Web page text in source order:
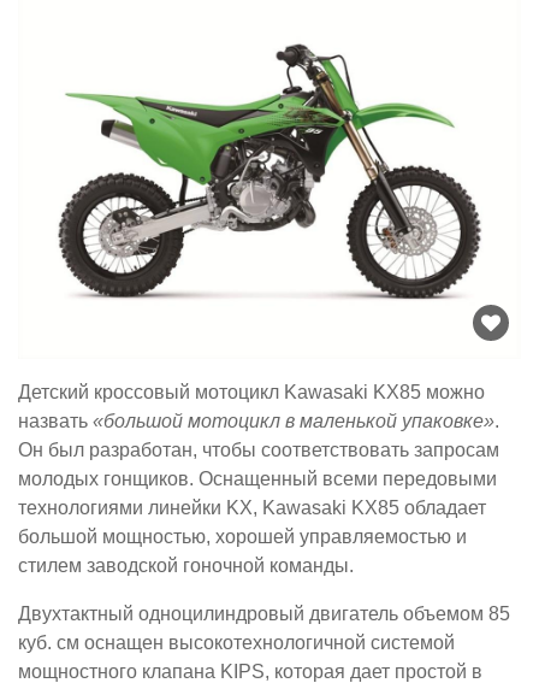
Детский кроссовый мотоцикл Kawasaki KX85 можно
назвать «большой мотоцикл в маленькой упаковке».
Он был разработан, чтобы соответствовать запросам
молодых гонщиков. Оснащенный всеми передовыми
технологиями линейки KX, Kawasaki KX85 обладает
большой мощностью, хорошей управляемостью и
стилем заводской гоночной команды.
Двухтактный одноцилиндровый двигатель объемом 85
куб. см оснащен высокотехнологичной системой
мощностного клапана KIPS, которая дает простой в